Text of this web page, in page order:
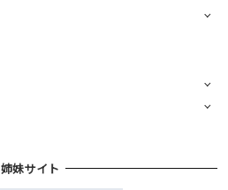
姉妹サイト